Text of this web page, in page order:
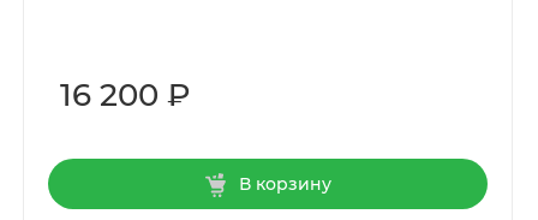
16 200 ₽
В корзину